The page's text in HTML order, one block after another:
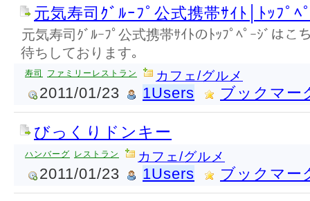
元気寿司ｸﾞﾙｰﾌﾟ公式携帯ｻｲﾄ│ﾄｯﾌﾟﾍ
元気寿司ｸﾞﾙｰﾌﾟ公式携帯ｻｲﾄのﾄｯﾌﾟﾍﾟｰｼﾞはこ
待ちしております｡
寿司 ファミリーレストラン カフェ/グルメ
2011/01/23 1Users ブックマー
びっくりドンキー
ハンバーグ レストラン カフェ/グルメ
2011/01/23 1Users ブックマー